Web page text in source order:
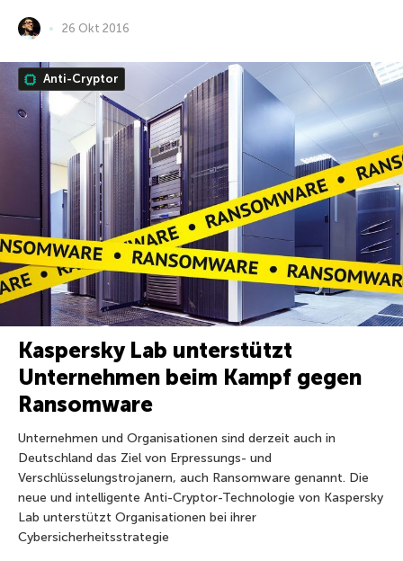
26 Okt 2016
Anti-Cryptor
Kaspersky Lab unterstützt
Unternehmen beim Kampf gegen
Ransomware
Unternehmen und Organisationen sind derzeit auch in
Deutschland das Ziel von Erpressungs- und
Verschlüsselungstrojanern, auch Ransomware genannt. Die
neue und intelligente Anti-Cryptor-Technologie von Kaspersky
Lab unterstützt Organisationen bei ihrer
Cybersicherheitsstrategie